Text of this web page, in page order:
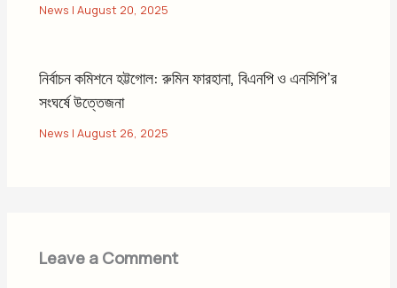
News |August 20, 2025
নির্বাচন কমিশনে হট্টগোল: রুমিন ফারহানা, বিএনপি ও এনসিপি’র
সংঘর্ষে উত্তেজনা
News |August 26, 2025
Leave a Comment